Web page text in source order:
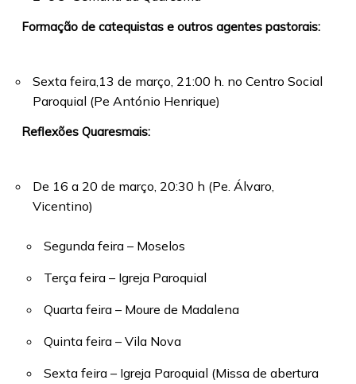
Formação de catequistas e outros agentes pastorais:
Sexta feira,13 de março, 21:00 h. no Centro Social
Paroquial (Pe António Henrique)
Reflexões Quaresmais:
De 16 a 20 de março, 20:30 h (Pe. Álvaro,
Vicentino)
Segunda feira – Moselos
Terça feira – Igreja Paroquial
Quarta feira – Moure de Madalena
Quinta feira – Vila Nova
Sexta feira – Igreja Paroquial (Missa de abertura